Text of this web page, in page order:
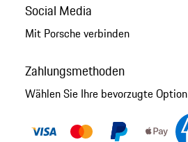
Social Media
Mit Porsche verbinden
Zahlungsmethoden
Wählen Sie Ihre bevorzugte Option